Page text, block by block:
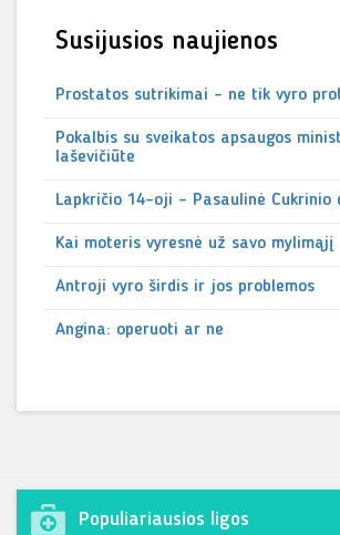
Susijusios naujienos
Prostatos sutrikimai – ne tik vyro
Pokalbis su sveikatos apsaugos
laševičiūte
Lapkričio 14-oji – Pasaulinė Cukrinio
Kai moteris vyresnė už savo mylimąjį
Antroji vyro širdis ir jos problemos
Angina: operuoti ar ne
Populiariausios ligos